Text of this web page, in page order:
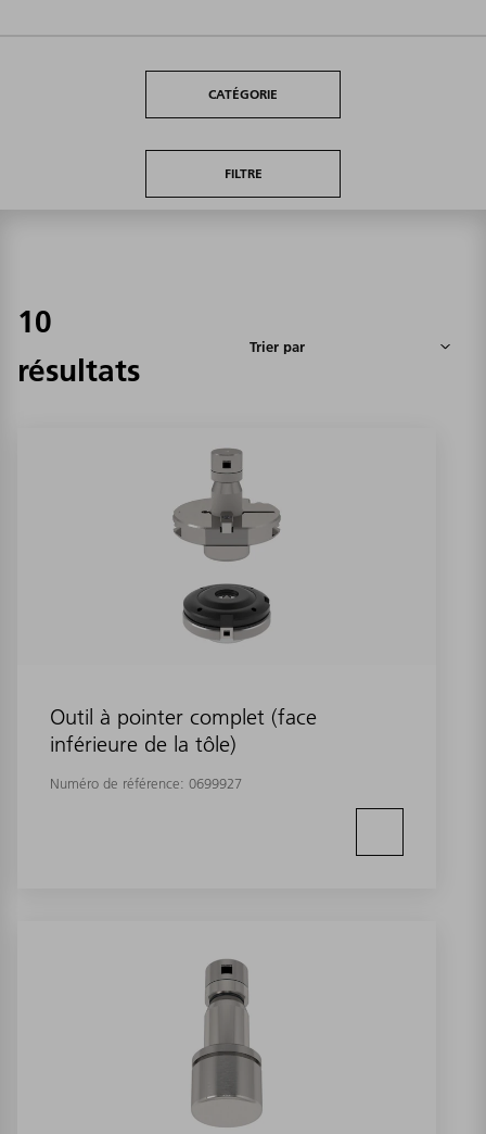
CATÉGORIE
FILTRE
10
résultats
Outil à pointer complet (face
inférieure de la tôle)
Numéro de référence: 0699927